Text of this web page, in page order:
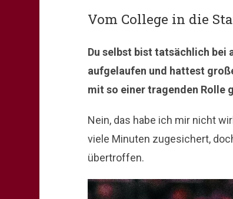
Vom College in die
Du selbst bist tatsächlich bei
aufgelaufen und hattest
mit so einer tragenden Rolle
Nein, das habe ich mir nicht
viele Minuten zugesichert,
übertroffen.